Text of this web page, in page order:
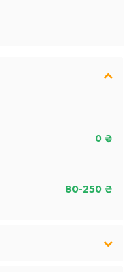
0 ₴
80-250 ₴